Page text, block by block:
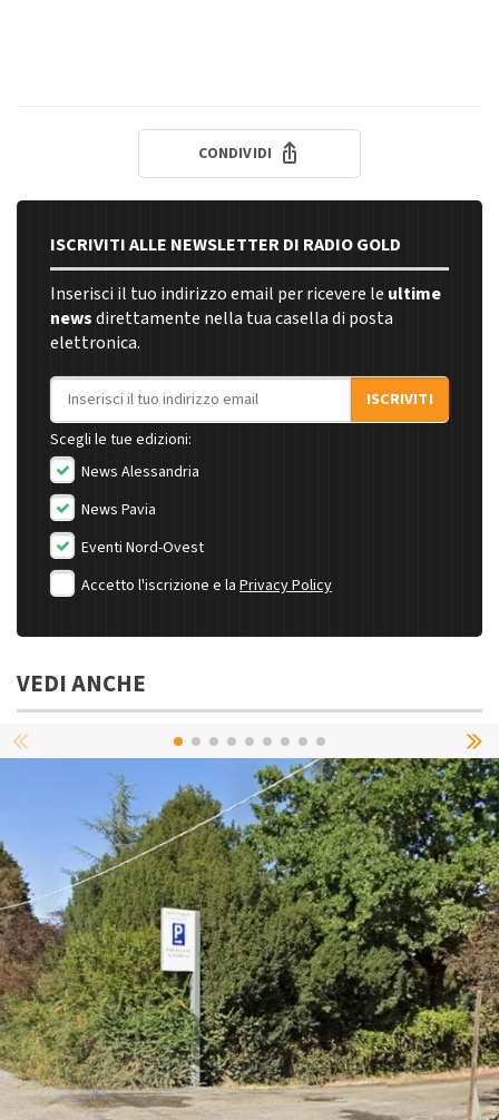
CONDIVIDI
ISCRIVITI ALLE NEWSLETTER DI RADIO GOLD
Inserisci il tuo indirizzo email per ricevere le ultime
newsdirettamente nella tua casella di posta
elettronica.
Indirizzo email
ISCRIVITI
Scegli le tue edizioni:
News Alessandria
News Pavia
Eventi Nord-Ovest
Accetto l'iscrizione e la Privacy Policy
VEDI ANCHE